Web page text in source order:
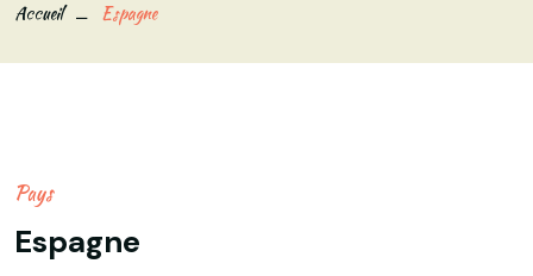
Accueil Espagne
Pays
Espagne